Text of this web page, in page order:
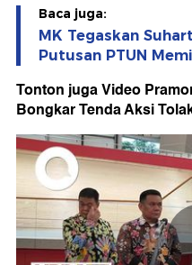
Baca juga:
MK Tegaskan
Putusan PTUN
Tonton juga Video
Bongkar Tenda Aksi